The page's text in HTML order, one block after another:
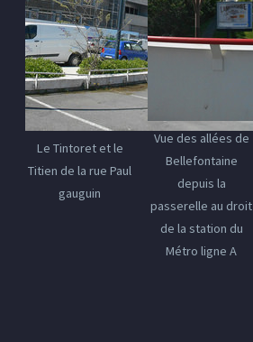
Le Tintoret et le
Titien de la rue Paul
gauguin
Vue des allées de
Bellefontaine
depuis la
passerelle au droit
de la station du
Métro ligne A